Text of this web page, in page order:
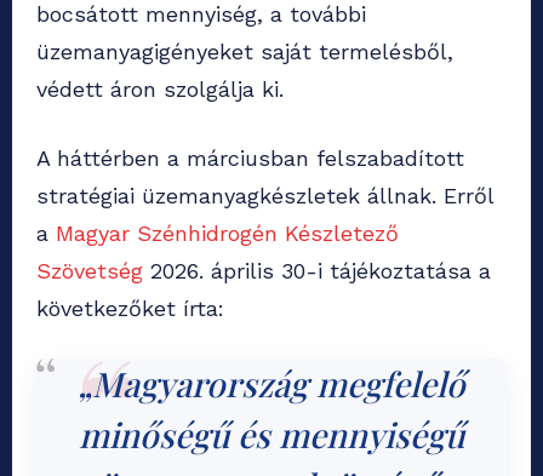
bocsátott mennyiség, a további
üzemanyagigényeket saját termelésből,
védett áron szolgálja ki.
A háttérben a márciusban felszabadított
stratégiai üzemanyagkészletek állnak. Erről
a Magyar Szénhidrogén Készletező
Szövetség 2026. április 30-i tájékoztatása a
következőket írta:
„Magyarország megfelelő
minőségű és mennyiségű